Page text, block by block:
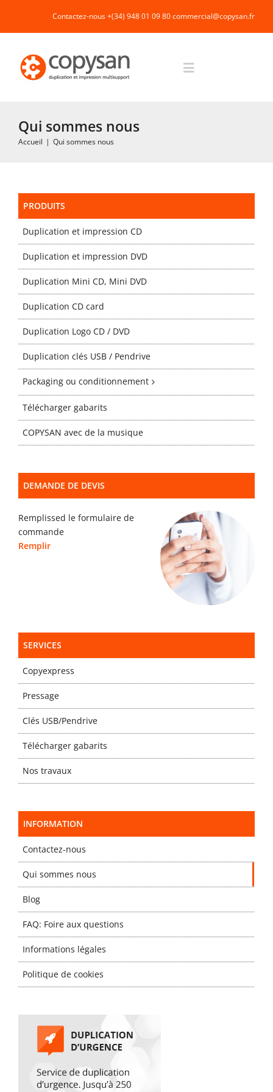
contenu
Contactez-nous +(34) 948 01 09 80commercial@copysan.fr
Toggle
Packaging
Gabarits
Blog
contact
Qui sommes nous
Accueil | Qui sommes nous
PRODUITS
Duplication et impression CD
Duplication et impression DVD
Duplication Mini CD, Mini DVD
Duplication CD card
Duplication Logo CD / DVD
Duplication clés USB / Pendrive
Packaging ou conditionnement
Télécharger gabarits
COPYSAN avec de la musique
DEMANDE DE DEVIS
Remplissed le formulaire de
commande
Remplir
SERVICES
Copyexpress
Pressage
Clés USB/Pendrive
Télécharger gabarits
Nos travaux
INFORMATION
Contactez-nous
Qui sommes nous
Blog
FAQ: Foire aux questions
Informations légales
Politique de cookies